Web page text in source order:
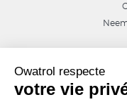
Owatrol respecte
votre vie